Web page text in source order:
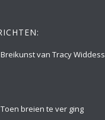
Breikunst van Tracy Widdess
Toen breien te ver ging